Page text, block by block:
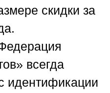
скидки за
всегда
идентификации